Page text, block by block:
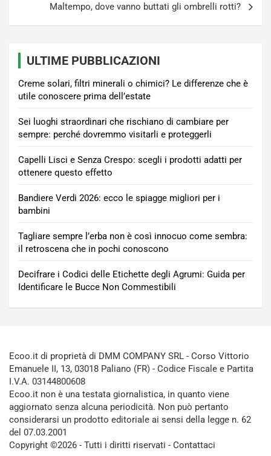
Maltempo, dove vanno buttati gli ombrelli rotti?
ULTIME PUBBLICAZIONI
Creme solari, filtri minerali o chimici? Le differenze che è
utile conoscere prima dell’estate
Sei luoghi straordinari che rischiano di cambiare per
sempre: perché dovremmo visitarli e proteggerli
Capelli Lisci e Senza Crespo: scegli i prodotti adatti per
ottenere questo effetto
Bandiere Verdi 2026: ecco le spiagge migliori per i
bambini
Tagliare sempre l’erba non è così innocuo come sembra:
il retroscena che in pochi conoscono
Decifrare i Codici delle Etichette degli Agrumi: Guida per
Identificare le Bucce Non Commestibili
Ecoo.it di proprietà di DMM COMPANY SRL - Corso Vittorio
Emanuele II, 13, 03018 Paliano (FR) - Codice Fiscale e Partita
I.V.A. 03144800608
Ecoo.it non è una testata giornalistica, in quanto viene
aggiornato senza alcuna periodicità. Non può pertanto
considerarsi un prodotto editoriale ai sensi della legge n. 62
del 07.03.2001
Copyright ©2026 - Tutti i diritti riservati - Contattaci